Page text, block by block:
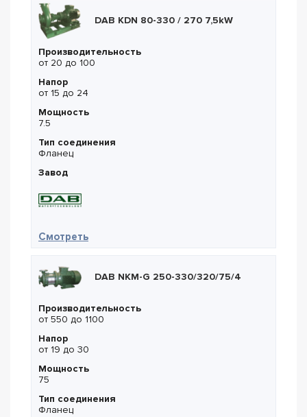
DAB KDN 80-330 / 270 7,5kW
Производительность
от 20 до 100
Напор
от 15 до 24
Мощность
7.5
Тип соединения
Фланец
Завод
Смотреть— DAB KDN 80-330 / 270 7,5kW
DAB NKM-G 250-330/320/75/4
Производительность
от 550 до 1100
Напор
от 19 до 30
Мощность
75
Тип соединения
Фланец